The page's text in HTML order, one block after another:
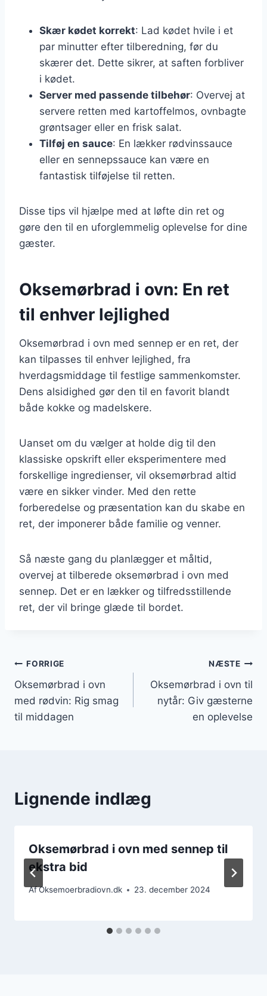
Skær kødet korrekt: Lad kødet hvile i et
par minutter efter tilberedning, før du
skærer det. Dette sikrer, at saften forbliver
i kødet.
Server med passende tilbehør: Overvej at
servere retten med kartoffelmos, ovnbagte
grøntsager eller en frisk salat.
Tilføj en sauce: En lækker rødvinssauce
eller en sennepssauce kan være en
fantastisk tilføjelse til retten.
Disse tips vil hjælpe med at løfte din ret og
gøre den til en uforglemmelig oplevelse for dine
gæster.
Oksemørbrad i ovn: En ret
til enhver lejlighed
Oksemørbrad i ovn med sennep er en ret, der
kan tilpasses til enhver lejlighed, fra
hverdagsmiddage til festlige sammenkomster.
Dens alsidighed gør den til en favorit blandt
både kokke og madelskere.
Uanset om du vælger at holde dig til den
klassiske opskrift eller eksperimentere med
forskellige ingredienser, vil oksemørbrad altid
være en sikker vinder. Med den rette
forberedelse og præsentation kan du skabe en
ret, der imponerer både familie og venner.
Så næste gang du planlægger et måltid,
overvej at tilberede oksemørbrad i ovn med
sennep. Det er en lækker og tilfredsstillende
ret, der vil bringe glæde til bordet.
Indlægsnavigation
FORRIGE
Oksemørbrad i ovn
med rødvin: Rig smag
til middagen
NÆSTE
Oksemørbrad i ovn til
nytår: Giv gæsterne
en oplevelse
Lignende indlæg
Oksemørbrad i ovn med sennep til
ekstra bid
AfOksemoerbradiovn.dk 23. december 2024